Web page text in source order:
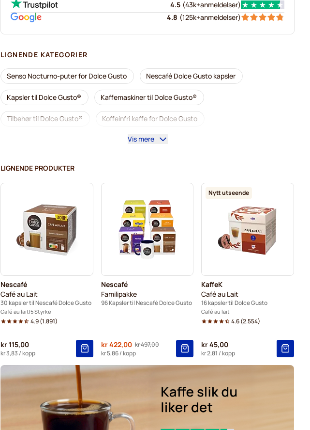
4.5 (43k+anmeldelser)
4.8 (125k+anmeldelser)
LIGNENDE KATEGORIER
Senso Nocturno-puter for Dolce Gusto Nescafé Dolce Gusto kapsler
Kapsler til Dolce Gusto® Kaffemaskiner til Dolce Gusto®
Tilbehør til Dolce Gusto® Koffeinfri kaffe for Dolce Gusto
Segafredo kaffekapsler for Dolce Gusto
Dolce Vita kapsler for Dolce Gusto Gimoka kapsler for Dolce Gusto
Til Dolce Gusto® Starbucks®-kapsler for Dolce Gusto
Kaffekapslen kaffekapsler for Dolce Gusto
Starbucks® Grande kaffekapsler for Dolce Gusto
Vis mere
LIGNENDE PRODUKTER
Nescafé
Café au Lait
30 kapsler til Nescafé Dolce Gusto
Café au lait 5 Styrke
4.9(1.891)
kr 115,00
kr 3,83 / kopp
Nescafé
Familipakke
96 Kapsler til Nescafé Dolce Gusto
Vanlig pris
kr 497,00
Fra
kr 422,00
kr 5,86/ kopp
Nytt utseende
KaffeK
Café au Lait
16 kapsler til Dolce Gusto
Café au lait
4.6(2.554)
kr 45,00
kr 2,81 / kopp